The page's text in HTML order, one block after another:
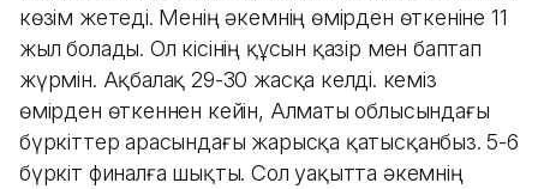
көзім жетеді. Менің әкемнің өмірден өткеніне 11
жыл болады. Ол кісінің құсын қазір мен баптап
жүрмін. Ақбалақ 29-30 жасқа келді. Әкеміз
өмірден өткеннен кейін, Алматы облысындағы
бүркіттер арасындағы жарысқа қатысқанбыз. 5-6
бүркіт финалға шықты. Сол уақытта әкемнің